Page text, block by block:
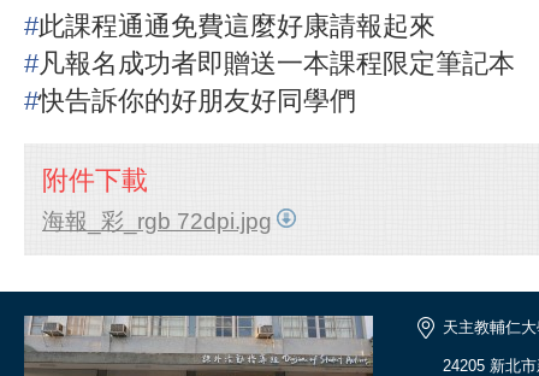
#此課程通通免費這麼好康請報起來
#凡報名成功者即贈送一本課程限定筆記本
#快告訴你的好朋友好同學們
附件下載
海報_彩_rgb 72dpi.jpg
天主教輔仁
24205 新北